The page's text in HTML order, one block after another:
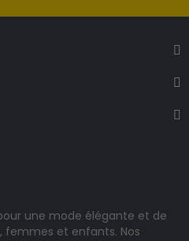
une mode élégante et de
et enfants. Nos